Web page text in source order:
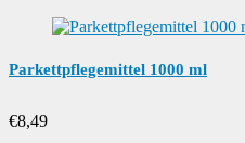
Parkettpflegemittel 1000 ml
€8,49